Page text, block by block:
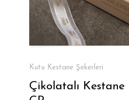
Kutu Kestane Şekerleri
Çikolatalı